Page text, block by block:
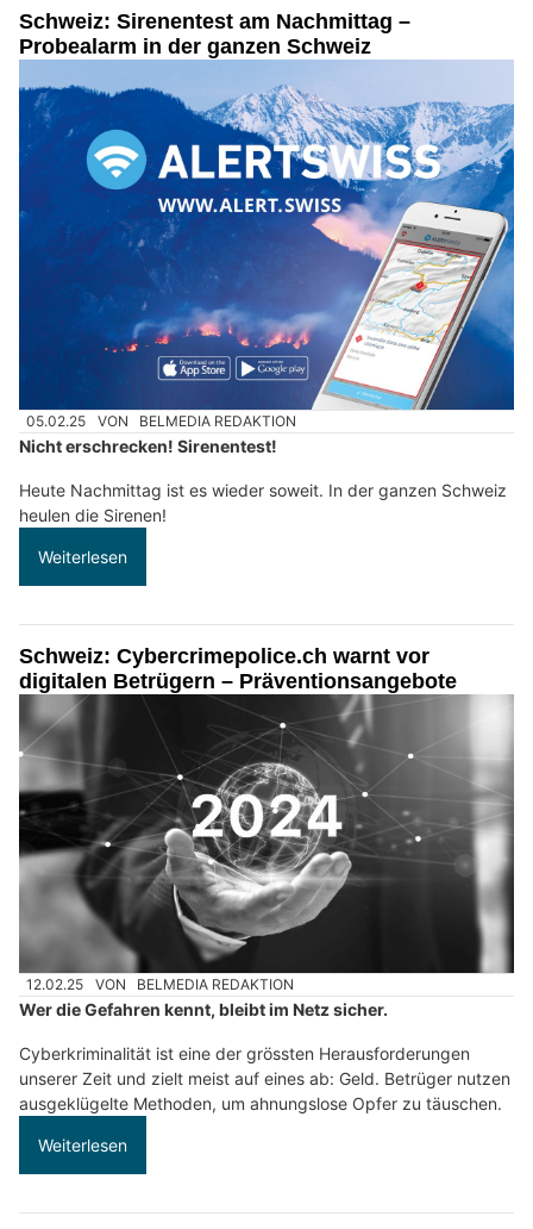
Schweiz: Sirenentest am Nachmittag –
Probealarm in der ganzen Schweiz
05.02.25 VON BELMEDIA REDAKTION
Nicht erschrecken! Sirenentest!
Heute Nachmittag ist es wieder soweit. In der ganzen Schweiz
heulen die Sirenen!
Weiterlesen
Schweiz: Cybercrimepolice.ch warnt vor
digitalen Betrügern – Präventionsangebote
12.02.25 VON BELMEDIA REDAKTION
Wer die Gefahren kennt, bleibt im Netz sicher.
Cyberkriminalität ist eine der grössten Herausforderungen
unserer Zeit und zielt meist auf eines ab: Geld. Betrüger nutzen
ausgeklügelte Methoden, um ahnungslose Opfer zu täuschen.
Weiterlesen